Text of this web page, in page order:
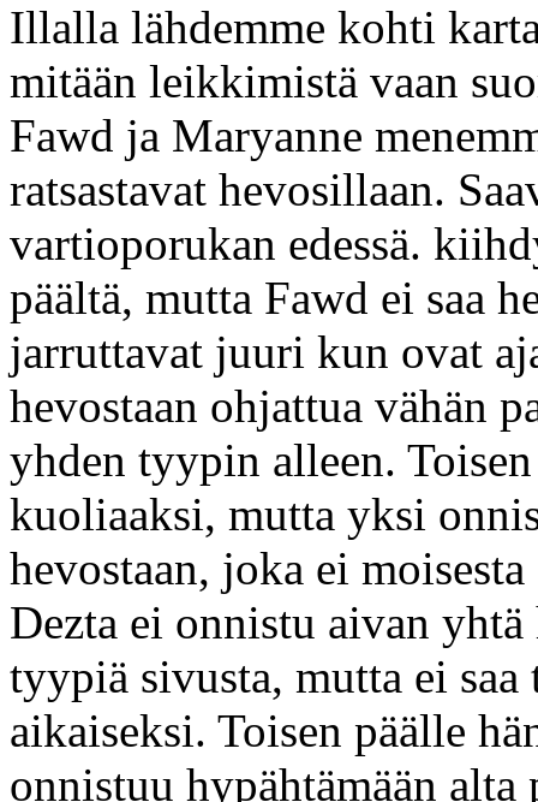
Illalla lähdemme kohti
mitään leikkimistä vaan
Fawd ja Maryanne
ratsastavat hevosillaan.
vartioporukan edessä.
päältä, mutta Fawd ei saa
jarruttavat juuri kun ovat
hevostaan ohjattua vähän
yhden tyypin alleen.
kuoliaaksi, mutta yksi
hevostaan, joka ei
Dezta ei onnistu aivan
tyypiä sivusta, mutta ei
aikaiseksi. Toisen päälle
onnistuu hypähtämään